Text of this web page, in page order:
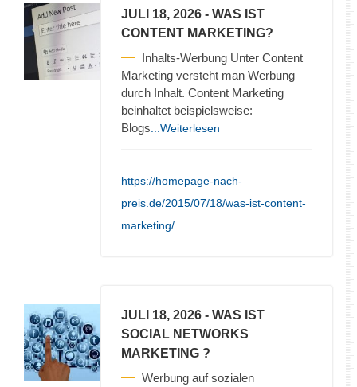
JULI 18, 2026 - WAS IST
CONTENT MARKETING?
Inhalts-Werbung Unter Content
Marketing versteht man Werbung
durch Inhalt. Content Marketing
beinhaltet beispielsweise:
Blogs ...Weiterlesen
https://homepage-nach-
preis.de/2015/07/18/was-ist-content-
marketing/
JULI 18, 2026 - WAS IST
SOCIAL NETWORKS
MARKETING ?
Werbung auf sozialen